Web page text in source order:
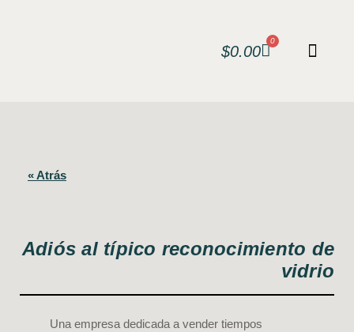
$0.00
0
« Atrás
Adiós al típico reconocimiento de
vidrio
Una empresa dedicada a vender tiempos